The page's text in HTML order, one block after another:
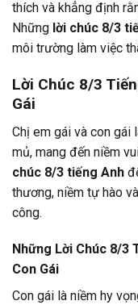
thích và khẳng định
Những lời chúc 8/3
môi trường làm việc
Lời Chúc 8/3
Gái
Chị em gái và con gái
mủ, mang đến niềm
chúc 8/3 tiếng Anh
thương, niềm tự hào
công.
Những Lời Chúc 8/3
Con Gái
Con gái là niềm hy